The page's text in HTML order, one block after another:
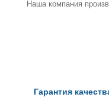
Наша компания
Гарантия